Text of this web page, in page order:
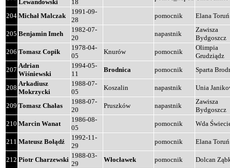
Lewandowski
18
204 Michał Malczak
1991-09-
28
pomocnik Elana Toruń
205 Benjamin Imeh
1982-07-
20
napastnik
Zawisza
Bydgoszcz
206 Tomasz Copik
1978-04-
05
Knurów pomocnik
Olimpia
Grudziądz
207
Adrian
Wiśniewski
1994-05-
11
Brodnica pomocnik Sparta
208
Arkadiusz
Mokrzycki
1988-07-
05
Koszalin napastnik Unia
209 Tomasz Chałas
1988-07-
20
Pruszków napastnik
Zawisza
Bydgoszcz
210 Marcin Wanat
1986-08-
05
pomocnik Wda
211 Mateusz Bołądź
1992-11-
29
pomocnik Elana Toruń
212 Piotr Charzewski
1988-03-
29
Włocławek pomocnik Dolcan